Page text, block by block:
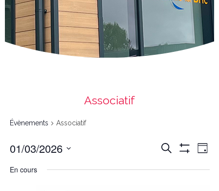
Associatif
Évènements Associatif
navigation
deRecherche
Filtres
de
Évènement
Day
01/03/2026
En cours